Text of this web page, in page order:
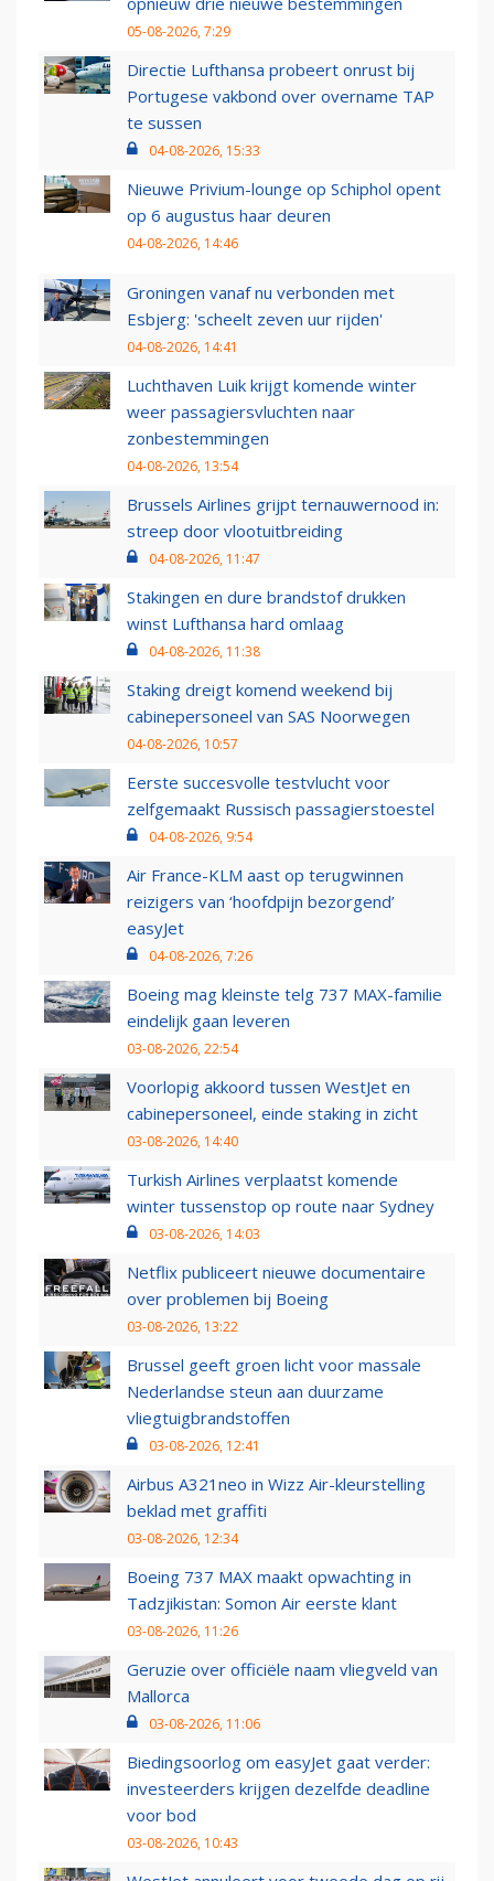
05-08-2026, 7:29
Directie Lufthansa probeert onrust bij
Portugese vakbond over overname TAP
te sussen
04-08-2026, 15:33
Nieuwe Privium-lounge op Schiphol opent
op 6 augustus haar deuren
04-08-2026, 14:46
Groningen vanaf nu verbonden met
Esbjerg: 'scheelt zeven uur rijden'
04-08-2026, 14:41
Luchthaven Luik krijgt komende winter
weer passagiersvluchten naar
zonbestemmingen
04-08-2026, 13:54
Brussels Airlines grijpt ternauwernood in:
streep door vlootuitbreiding
04-08-2026, 11:47
Stakingen en dure brandstof drukken
winst Lufthansa hard omlaag
04-08-2026, 11:38
Staking dreigt komend weekend bij
cabinepersoneel van SAS Noorwegen
04-08-2026, 10:57
Eerste succesvolle testvlucht voor
zelfgemaakt Russisch passagierstoestel
04-08-2026, 9:54
Air France-KLM aast op terugwinnen
reizigers van ‘hoofdpijn bezorgend’
easyJet
04-08-2026, 7:26
Boeing mag kleinste telg 737 MAX-familie
eindelijk gaan leveren
03-08-2026, 22:54
Voorlopig akkoord tussen WestJet en
cabinepersoneel, einde staking in zicht
03-08-2026, 14:40
Turkish Airlines verplaatst komende
winter tussenstop op route naar Sydney
03-08-2026, 14:03
Netflix publiceert nieuwe documentaire
over problemen bij Boeing
03-08-2026, 13:22
Brussel geeft groen licht voor massale
Nederlandse steun aan duurzame
vliegtuigbrandstoffen
03-08-2026, 12:41
Airbus A321neo in Wizz Air-kleurstelling
beklad met graffiti
03-08-2026, 12:34
Boeing 737 MAX maakt opwachting in
Tadzjikistan: Somon Air eerste klant
03-08-2026, 11:26
Geruzie over officiële naam vliegveld van
Mallorca
03-08-2026, 11:06
Biedingsoorlog om easyJet gaat verder:
investeerders krijgen dezelfde deadline
voor bod
03-08-2026, 10:43